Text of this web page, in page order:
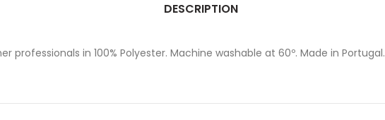
DESCRIPTION
professionals in 100% Polyester. Machine washable at 60º. Made in Portugal.